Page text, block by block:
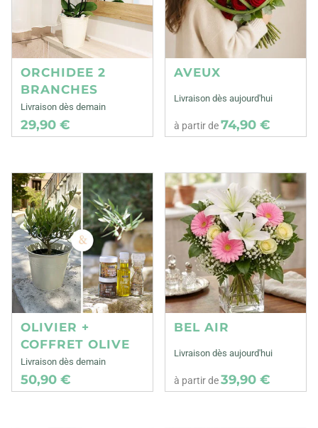
ORCHIDEE 2
BRANCHES
Livraison dès demain
29,90 €
AVEUX
Livraison dès aujourd'hui
à partir de74,90 €
OLIVIER +
COFFRET OLIVE
Livraison dès demain
50,90 €
BEL AIR
Livraison dès aujourd'hui
à partir de39,90 €